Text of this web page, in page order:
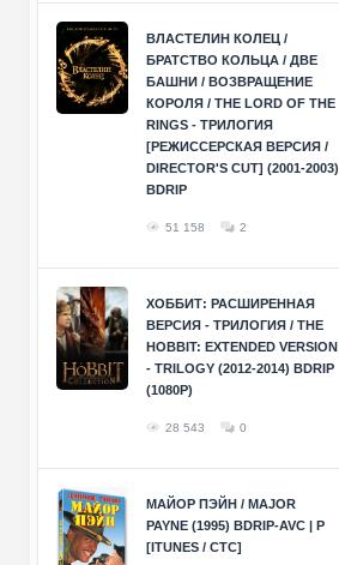
ВЛАСТЕЛИН КОЛЕЦ /
БРАТСТВО КОЛЬЦА / ДВЕ
БАШНИ / ВОЗВРАЩЕНИЕ
КОРОЛЯ / THE LORD OF THE
RINGS - ТРИЛОГИЯ
[РЕЖИССЕРСКАЯ ВЕРСИЯ /
DIRECTOR'S CUT] (2001-2003)
BDRIP
51 158 2
ХОББИТ: РАСШИРЕННАЯ
ВЕРСИЯ - ТРИЛОГИЯ / THE
HOBBIT: EXTENDED VERSION
- TRILOGY (2012-2014) BDRIP
(1080P)
28 543 0
МАЙОР ПЭЙН / MAJOR
PAYNE (1995) BDRIP-AVC | P
[ITUNES / СТС]